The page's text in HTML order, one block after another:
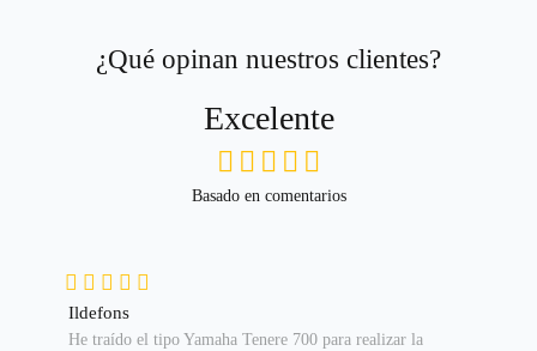
¿Qué opinan nuestros clientes?
Excelente
Basado en comentarios
Ildefons
He traído el tipo Yamaha Tenere 700 para realizar la